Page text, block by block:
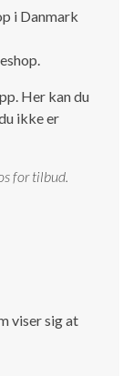
i Danmark
Her kan du
ikke er
for tilbud.
viser sig at